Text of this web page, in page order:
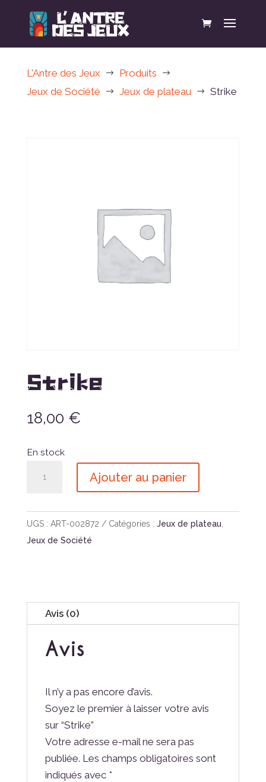
L'Antre des Jeux $ Produits $
Jeux de Société $ Jeux de plateau $ Strike
Strike
18,00 €
En stock
Ajouter au panier
UGS : ART-002872 Catégories : Jeux de plateau,
Jeux de Société
Avis (0)
Avis
Il n’y a pas encore d’avis.
Soyez le premier à laisser votre avis
sur “Strike”
Votre adresse e-mail ne sera pas
publiée. Les champs obligatoires sont
indiqués avec *